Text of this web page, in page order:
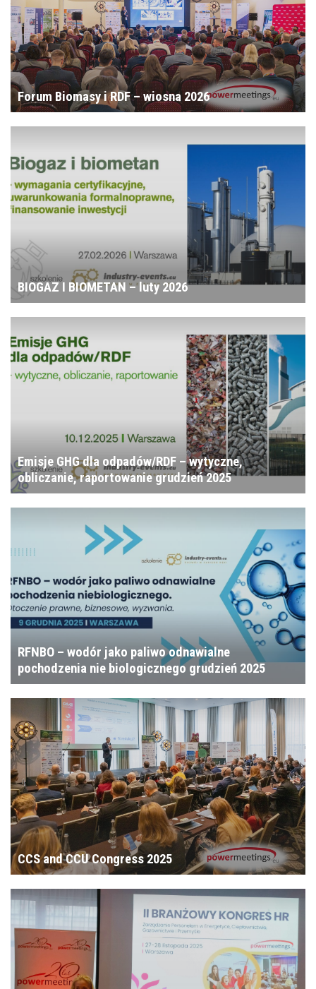
Forum Biomasy i RDF – wiosna 2026
BIOGAZ I BIOMETAN – luty 2026
Emisje GHG dla odpadów/RDF – wytyczne,
obliczanie, raportowanie grudzień 2025
RFNBO – wodór jako paliwo odnawialne
pochodzenia nie biologicznego grudzień 2025
CCS and CCU Congress 2025